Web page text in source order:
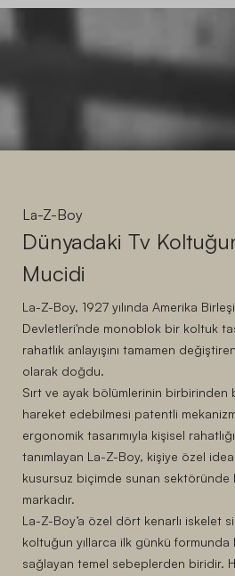
La-Z-Boy
Dünyadaki Tv
Mucidi
La-Z-Boy, 1927 yılında Amerika
Devletleri'nde monoblok bir koltuk
rahatlık anlayışını tamamen
olarak doğdu.
Sırt ve ayak bölümlerinin birbirinden
hareket edebilmesi patentli
ergonomik tasarımıyla kişisel
tanımlayan La-Z-Boy, kişiye özel
kusursuz biçimde sunan sektöründe
markadır.
La-Z-Boy’a özel dört kenarlı iskelet
koltuğun yıllarca ilk günkü formunda
sağlayan temel sebeplerden biridir.